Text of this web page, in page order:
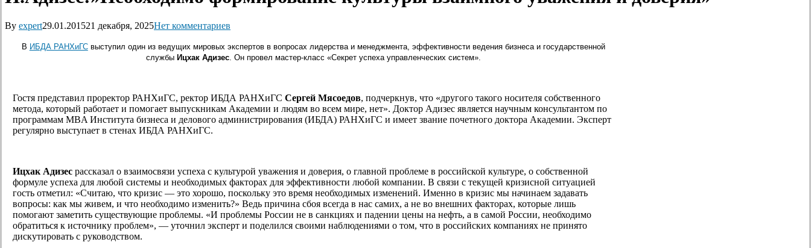
By expert29.01.201521 декабря, 2025Нет комментариев
В ИБДА РАНХиГСвыступил один из ведущих мировых экспертов в вопросах лидерства и менеджмента, эффективности ведения бизнеса и государственной
службы Ицхак Адизес. Он провел мастер-класс «Секрет успеха управленческих систем».
Гостя представил проректор РАНХиГС, ректор ИБДА РАНХиГССергей Мясоедов, подчеркнув, что «другого такого носителя собственного
метода, который работает и помогает выпускникам Академии и людям во всем мире, нет». Доктор Адизес является научным консультантом по
программам MBA Института бизнеса и делового администрирования (ИБДА) РАНХиГС и имеет звание почетного доктора Академии. Эксперт
регулярно выступает в стенах ИБДА РАНХиГС.
Ицхак Адизес рассказал о взаимосвязи успеха с культурой уважения и доверия, о главной проблеме в российской культуре, о собственной
формуле успеха для любой системы и необходимых факторах для эффективности любой компании. В связи с текущей кризисной ситуацией
гость отметил: «Считаю, что кризис — это хорошо, поскольку это время необходимых изменений. Именно в кризис мы начинаем задавать
вопросы: как мы живем, и что необходимо изменить?» Ведь причина сбоя всегда в нас самих, а не во внешних факторах, которые лишь
помогают заметить существующие проблемы. «И проблемы России не в санкциях и падении цены на нефть, а в самой России, необходимо
обратиться к источнику проблем», — уточнил эксперт и поделился своими наблюдениями о том, что в российских компаниях не принято
дискутировать с руководством.